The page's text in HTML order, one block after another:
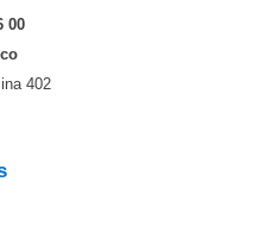
00
402